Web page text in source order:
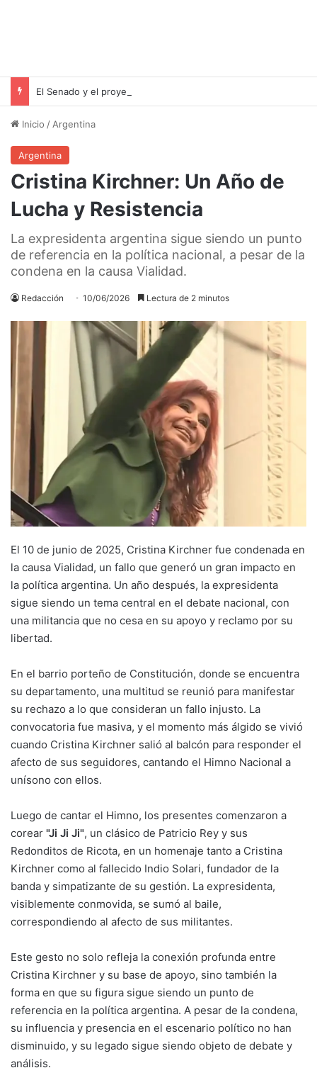
Inicio / Argentina
Argentina
Cristina Kirchner: Un Año de
Lucha y Resistencia
La expresidenta argentina sigue siendo un punto
de referencia en la política nacional, a pesar de la
condena en la causa Vialidad.
Redacción 10/06/2026 Lectura de 2 minutos
El 10 de junio de 2025, Cristina Kirchner fue condenada en
la causa Vialidad, un fallo que generó un gran impacto en
la política argentina. Un año después, la expresidenta
sigue siendo un tema central en el debate nacional, con
una militancia que no cesa en su apoyo y reclamo por su
libertad.
En el barrio porteño de Constitución, donde se encuentra
su departamento, una multitud se reunió para manifestar
su rechazo a lo que consideran un fallo injusto. La
convocatoria fue masiva, y el momento más álgido se vivió
cuando Cristina Kirchner salió al balcón para responder el
afecto de sus seguidores, cantando el Himno Nacional a
unísono con ellos.
Luego de cantar el Himno, los presentes comenzaron a
corear "Ji Ji Ji", un clásico de Patricio Rey y sus
Redonditos de Ricota, en un homenaje tanto a Cristina
Kirchner como al fallecido Indio Solari, fundador de la
banda y simpatizante de su gestión. La expresidenta,
visiblemente conmovida, se sumó al baile,
correspondiendo al afecto de sus militantes.
Este gesto no solo refleja la conexión profunda entre
Cristina Kirchner y su base de apoyo, sino también la
forma en que su figura sigue siendo un punto de
referencia en la política argentina. A pesar de la condena,
su influencia y presencia en el escenario político no han
disminuido, y su legado sigue siendo objeto de debate y
análisis.